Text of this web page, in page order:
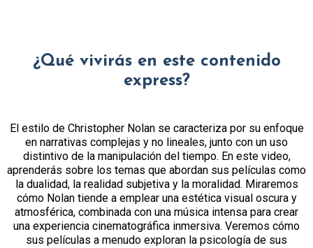
¿Qué vivirás en este contenido
express?
El estilo de Christopher Nolan se caracteriza por su enfoque
en narrativas complejas y no lineales, junto con un uso
distintivo de la manipulación del tiempo. En este video,
aprenderás sobre los temas que abordan sus películas como
la dualidad, la realidad subjetiva y la moralidad. Miraremos
cómo Nolan tiende a emplear una estética visual oscura y
atmosférica, combinada con una música intensa para crear
una experiencia cinematográfica inmersiva. Veremos cómo
sus películas a menudo exploran la psicología de sus